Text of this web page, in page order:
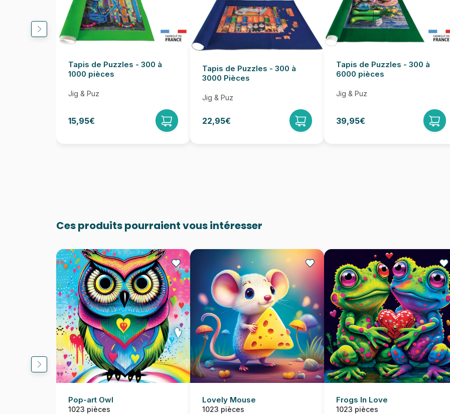
Tapis de Puzzles - 300 à
1000 pièces
Jig & Puz
15,95€
Tapis de Puzzles - 300 à
3000 Pièces
Jig & Puz
22,95€
Tapis de Puzzles - 300 à
6000 pièces
Jig & Puz
39,95€
Ces produits pourraient vous intéresser
Pop-art Owl
1023 pièces
Lovely Mouse
1023 pièces
Frogs In Love
1023 pièces